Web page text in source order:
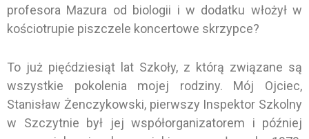
profesora Mazura od biologii i w dodatku włożył w
kościotrupie piszczele koncertowe skrzypce?
To już pięćdziesiąt lat Szkoły, z którą związane są
wszystkie pokolenia mojej rodziny. Mój Ojciec,
Stanisław Żenczykowski, pierwszy Inspektor Szkolny
w Szczytnie był jej współorganizatorem i później